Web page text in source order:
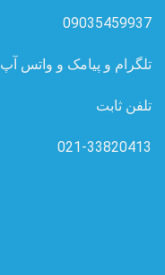
09035459937
تلگرام و پیامک و واتس آپ
تلفن ثابت
021-33820413